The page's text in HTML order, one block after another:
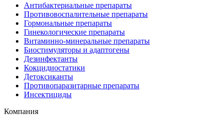
Антибактериальные препараты
Противовоспалительные препараты
Гормональные препараты
Гинекологические препараты
Витаминно-минеральные препараты
Биостимуляторы и адаптогены
Дезинфектанты
Кокцидиостатики
Детоксиканты
Противопаразитарные препараты
Инсектициды
Компания